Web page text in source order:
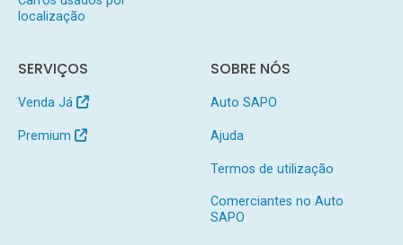
localização
SERVIÇOS
Venda Já
Premium
SOBRE NÓS
Auto SAPO
Ajuda
Termos de utilização
Comerciantes no Auto
SAPO